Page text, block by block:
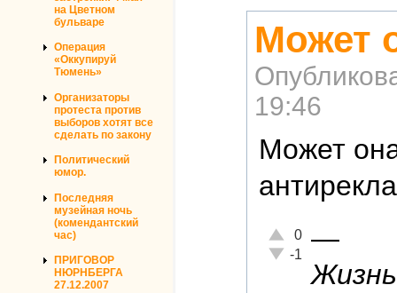
на Цветном
бульваре
Операция
«Оккупируй
Тюмень»
Организаторы
протеста против
выборов хотят все
сделать по закону
Политический
юмор.
Последняя
музейная ночь
(комендантский
час)
ПРИГОВОР
НЮРНБЕРГА
27.12.2007
Может
19:46
Может
Отлично!
0
Неадекватно!
-1
—